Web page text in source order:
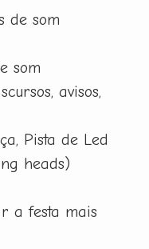
de som
som
avisos,
Pista de Led
heads)
a festa mais